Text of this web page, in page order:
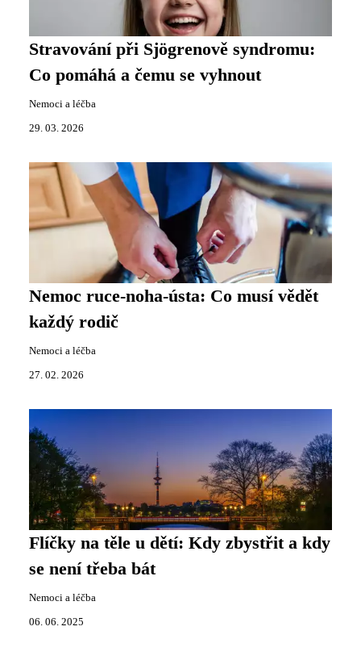
Stravování při Sjögrenově syndromu:
Co pomáhá a čemu se vyhnout
Nemoci a léčba
29. 03. 2026
Nemoc ruce-noha-ústa: Co musí vědět
každý rodič
Nemoci a léčba
27. 02. 2026
Flíčky na těle u dětí: Kdy zbystřit a kdy
se není třeba bát
Nemoci a léčba
06. 06. 2025